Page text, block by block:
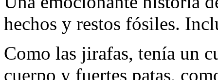
hechos y restos fósiles.
Como las jirafas, tenía un
cuerpo y fuertes patas,